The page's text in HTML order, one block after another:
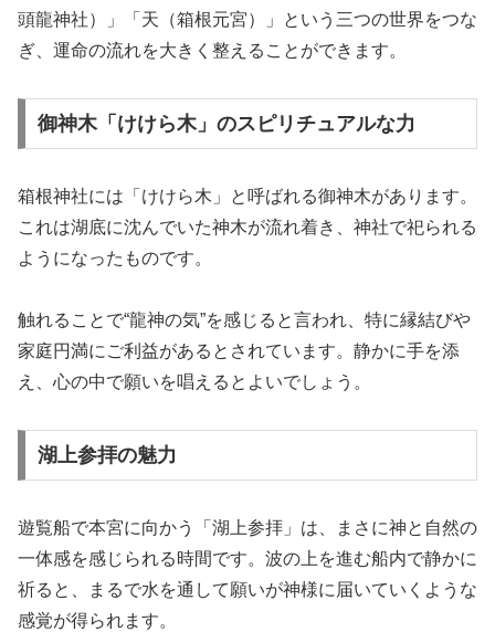
頭龍神社）」「天（箱根元宮）」という三つの世界をつな
ぎ、運命の流れを大きく整えることができます。
御神木「けけら木」のスピリチュアルな力
箱根神社には「けけら木」と呼ばれる御神木があります。
これは湖底に沈んでいた神木が流れ着き、神社で祀られる
ようになったものです。
触れることで“龍神の気”を感じると言われ、特に縁結びや
家庭円満にご利益があるとされています。静かに手を添
え、心の中で願いを唱えるとよいでしょう。
湖上参拝の魅力
遊覧船で本宮に向かう「湖上参拝」は、まさに神と自然の
一体感を感じられる時間です。波の上を進む船内で静かに
祈ると、まるで水を通して願いが神様に届いていくような
感覚が得られます。